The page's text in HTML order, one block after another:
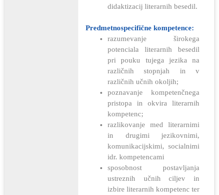
didaktizacij literarnih besedil.
Predmetnospecifične kompetence:
razumevanje širokega
potenciala literarnih besedil
pri pouku tujega jezika na
različnih stopnjah in v
različnih učnih okoljih;
poznavanje kompetenčnega
pristopa in okvira literarnih
kompetenc;
razlikovanje med literarnimi
in drugimi jezikovnimi,
komunikacijskimi, socialnimi
idr. kompetencami
sposobnost postavljanja
ustreznih učnih ciljev in
izbire literarnih kompetenc ter